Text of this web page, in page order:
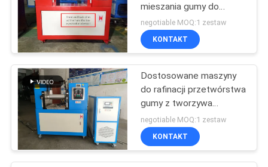
Komora do badań
środowiska
mieszania gumy do
polimerów i tworzyw
sztucznych
negotiable MOQ:1 zestaw
KONTAKT
Dostosowane maszyny
do rafinacji przetwórstwa
gumy z tworzywa
sztucznego z dwiema
rolkami i otwartego
mieszania
negotiable MOQ:1 zestaw
KONTAKT